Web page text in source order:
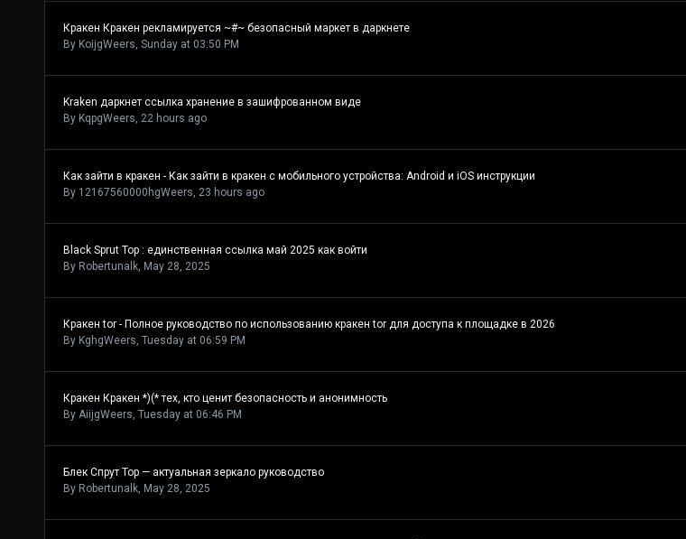
Кракен Кракен рекламируется ~#~ безопасный маркет в даркнете
By KoijgWeers, Sunday at 03:50 PM
Kraken даркнет ссылка хранение в зашифрованном виде
By KqpgWeers, 22 hours ago
Как зайти в кракен - Как зайти в кракен с мобильного устройства: Android и iOS инструкции
By 12167560000hgWeers, 23 hours ago
Black Sprut Тор : единственная ссылка май 2025 как войти
By Robertunalk, May 28, 2025
Кракен tor - Полное руководство по использованию кракен tor для доступа к площадке в 2026
By KghgWeers, Tuesday at 06:59 PM
Кракен Кракен *)(* тех, кто ценит безопасность и анонимность
By AiijgWeers, Tuesday at 06:46 PM
Блек Спрут Тор — актуальная зеркало руководство
By Robertunalk, May 28, 2025